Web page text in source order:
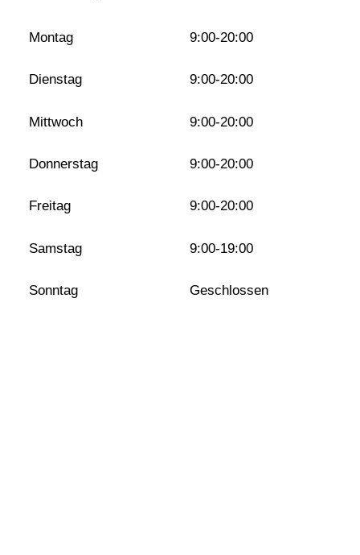
Montag 9:00-20:00
Dienstag 9:00-20:00
Mittwoch 9:00-20:00
Donnerstag 9:00-20:00
Freitag 9:00-20:00
Samstag 9:00-19:00
Sonntag Geschlossen